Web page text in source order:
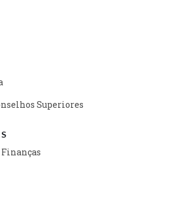
Superiores